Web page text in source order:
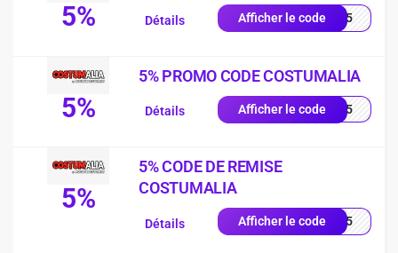
5% Afficher le codeTTT5
Détails
5%
5% PROMO CODE COSTUMALIA
Afficher le codeRTT5
Détails
5%
5% CODE DE REMISE
COSTUMALIA
Afficher le codeFRW5
Détails